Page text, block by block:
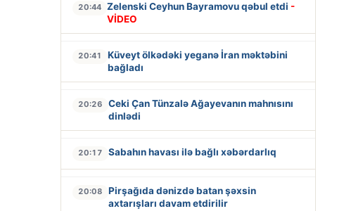
20:44 Zelenski Ceyhun Bayramovu qəbul etdi -
VİDEO
20:41
Küveyt ölkədəki yeganə İran məktəbini
bağladı
20:26
Ceki Çan Tünzalə Ağayevanın mahnısını
dinlədi
20:17 Sabahın havası ilə bağlı xəbərdarlıq
20:08
Pirşağıda dənizdə batan şəxsin
axtarışları davam etdirilir